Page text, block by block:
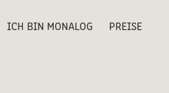
ICH BIN MONALOG
PREISE